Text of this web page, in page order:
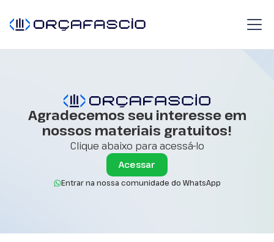
Agradecemos seu interesse em
nossos materiais gratuitos!
Clique abaixo para acessá-lo
Acessar
Entrar na nossa comunidade do WhatsApp